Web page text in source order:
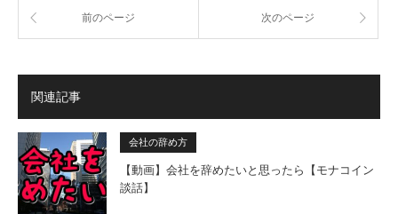
前のページ 次のページ
関連記事
会社の辞め方
【動画】会社を辞めたいと思ったら【モナコイン
談話】